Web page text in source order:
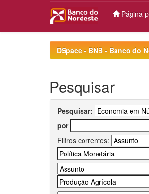
Página
DSpace - BNB - Banco do
Pesquisar
Pesquisar:
por
Filtros correntes: